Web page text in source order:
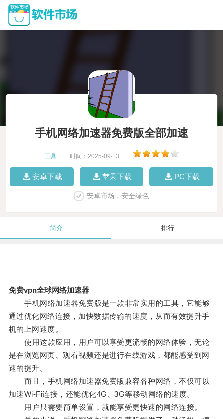
手机网络加速器免费版全部加速
工具 时间：2025-09-13
安卓下载 苹果下载 PC下载
安卓市场，安全绿色
简介 排行
免费vpn全球网络加速器
手机网络加速器免费版是一款非常实用的工具，它能够
通过优化网络连接，加快数据传输的速度，从而有效提升手
机的上网速度。
使用这款应用，用户可以享受更流畅的网络体验，无论
是在浏览网页、观看视频还是进行在线游戏，都能感受到网
速的提升。
而且，手机网络加速器免费版兼容各种网络，不仅可以
加速Wi-Fi连接，还能优化4G、3G等移动网络的速度。
用户只需要简单设置，就能享受更快速的网络连接。